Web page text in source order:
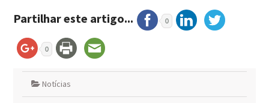
Partilhar este artigo... 0
0
Notícias